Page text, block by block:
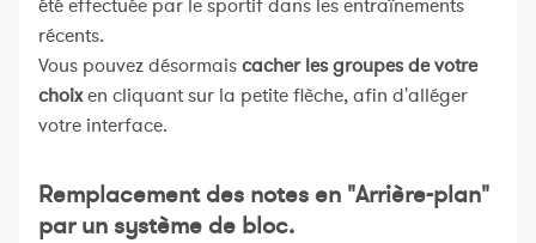
été effectuée par le sportif dans les entraînements
récents.
Vous pouvez désormaiscacher les groupes de votre
choixen cliquant sur la petite flèche, afin d'alléger
votre interface.
Remplacement des notes en "Arrière-plan"
par un système de bloc.